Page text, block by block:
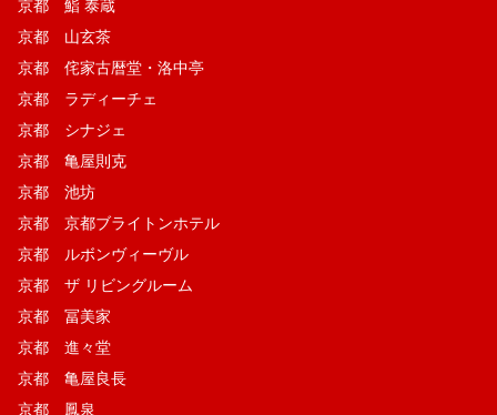
京都 鮨 泰蔵
京都 山玄茶
京都 侘家古暦堂・洛中亭
京都 ラディーチェ
京都 シナジェ
京都 亀屋則克
京都 池坊
京都 京都ブライトンホテル
京都 ルボンヴィーヴル
京都 ザ リビングルーム
京都 冨美家
京都 進々堂
京都 亀屋良長
京都 鳳泉